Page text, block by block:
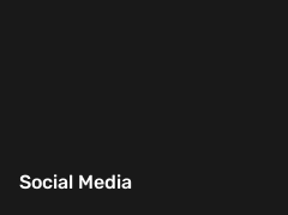
Social Media